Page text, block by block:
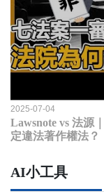
2025-07-04
Lawsnote vs 法源
定違法著作權法？
AI小工具